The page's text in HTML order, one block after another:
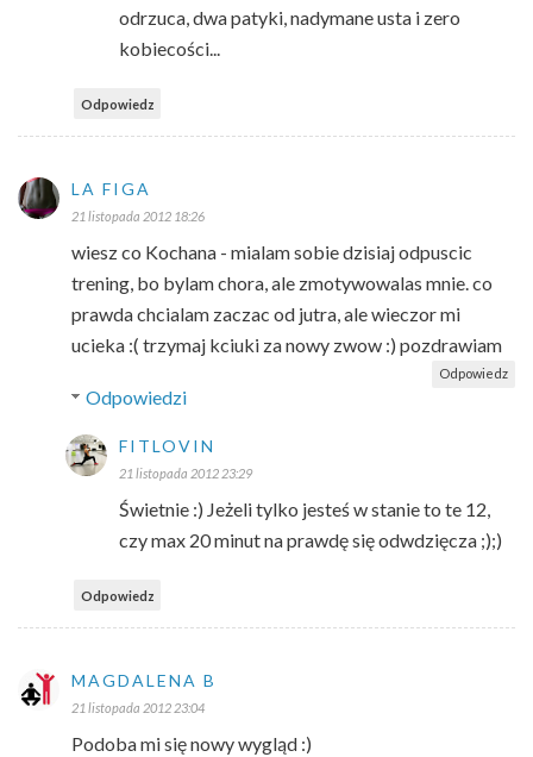
odrzuca, dwa patyki, nadymane usta i zero
kobiecości...
Odpowiedz
LA FIGA
21 listopada 2012 18:26
wiesz co Kochana - mialam sobie dzisiaj odpuscic
trening, bo bylam chora, ale zmotywowalas mnie. co
prawda chcialam zaczac od jutra, ale wieczor mi
ucieka :( trzymaj kciuki za nowy zwow :) pozdrawiam
Odpowiedz
Odpowiedzi
FITLOVIN
21 listopada 2012 23:29
Świetnie :) Jeżeli tylko jesteś w stanie to te 12,
czy max 20 minut na prawdę się odwdzięcza ;);)
Odpowiedz
MAGDALENA B
21 listopada 2012 23:04
Podoba mi się nowy wygląd :)